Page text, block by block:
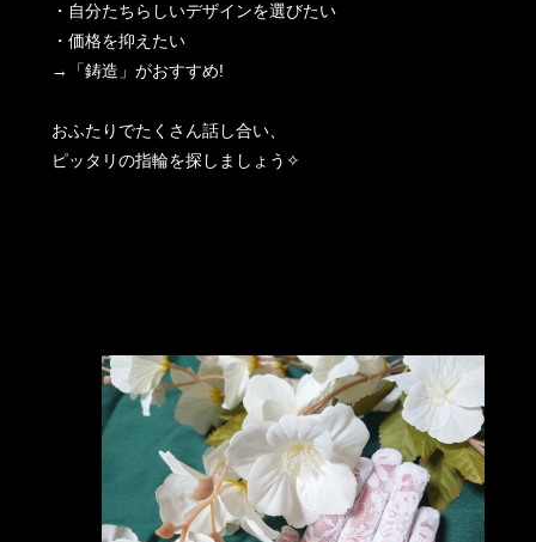
・自分たちらしいデザインを選びたい
・価格を抑えたい
→「鋳造」がおすすめ!
おふたりでたくさん話し合い、
ピッタリの指輪を探しましょう✧